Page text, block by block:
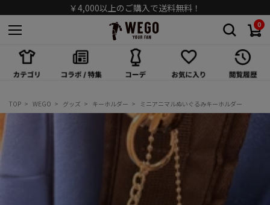
￥4,000以上のご購入で送料無料！
0
ワンピース/オールインワン
TOP WEGO グッズ キーホルダー ミニアニマルぬいぐるみキーホルダー